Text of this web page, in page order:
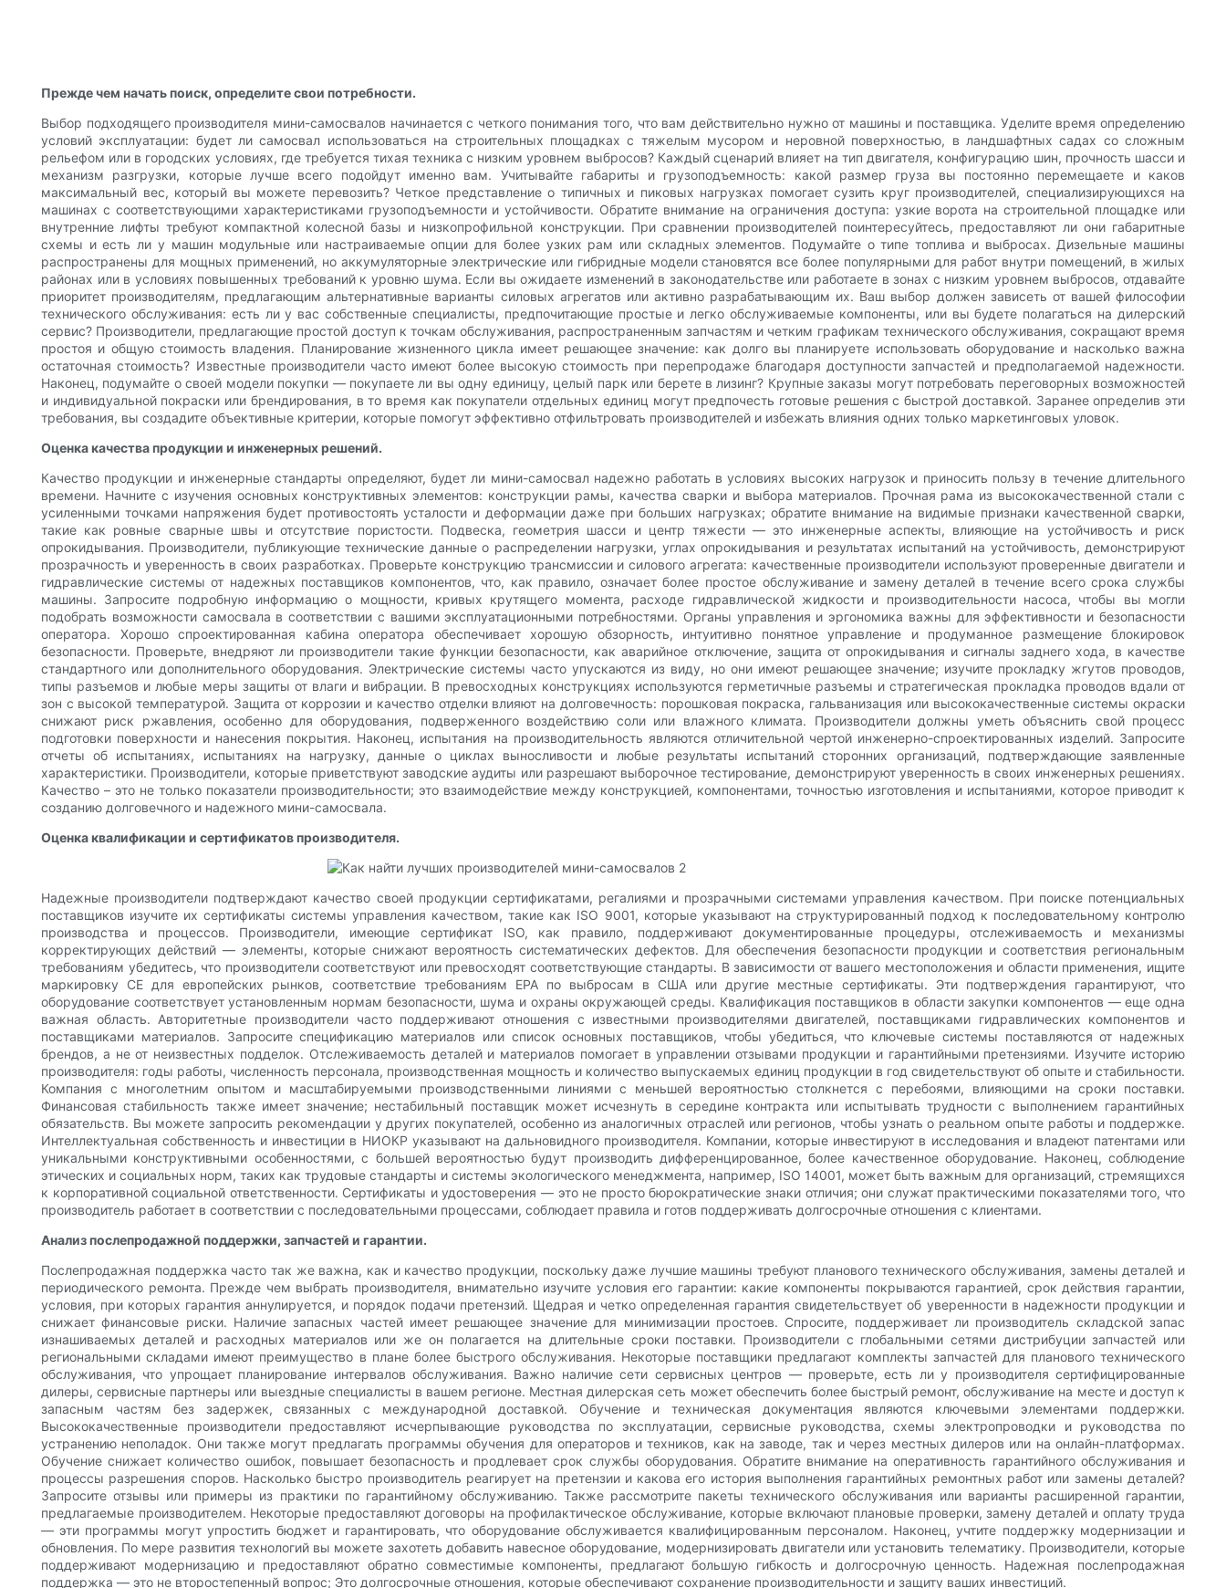
Прежде чем начать поиск, определите свои потребности.
Выбор подходящего производителя мини-самосвалов начинается с четкого понимания того, что вам действительно нужно от машины и поставщика. Уделите время определению
условий эксплуатации: будет ли самосвал использоваться на строительных площадках с тяжелым мусором и неровной поверхностью, в ландшафтных садах со сложным
рельефом или в городских условиях, где требуется тихая техника с низким уровнем выбросов? Каждый сценарий влияет на тип двигателя, конфигурацию шин, прочность шасси и
механизм разгрузки, которые лучше всего подойдут именно вам. Учитывайте габариты и грузоподъемность: какой размер груза вы постоянно перемещаете и каков
максимальный вес, который вы можете перевозить? Четкое представление о типичных и пиковых нагрузках помогает сузить круг производителей, специализирующихся на
машинах с соответствующими характеристиками грузоподъемности и устойчивости. Обратите внимание на ограничения доступа: узкие ворота на строительной площадке или
внутренние лифты требуют компактной колесной базы и низкопрофильной конструкции. При сравнении производителей поинтересуйтесь, предоставляют ли они габаритные
схемы и есть ли у машин модульные или настраиваемые опции для более узких рам или складных элементов. Подумайте о типе топлива и выбросах. Дизельные машины
распространены для мощных применений, но аккумуляторные электрические или гибридные модели становятся все более популярными для работ внутри помещений, в жилых
районах или в условиях повышенных требований к уровню шума. Если вы ожидаете изменений в законодательстве или работаете в зонах с низким уровнем выбросов, отдавайте
приоритет производителям, предлагающим альтернативные варианты силовых агрегатов или активно разрабатывающим их. Ваш выбор должен зависеть от вашей философии
технического обслуживания: есть ли у вас собственные специалисты, предпочитающие простые и легко обслуживаемые компоненты, или вы будете полагаться на дилерский
сервис? Производители, предлагающие простой доступ к точкам обслуживания, распространенным запчастям и четким графикам технического обслуживания, сокращают время
простоя и общую стоимость владения. Планирование жизненного цикла имеет решающее значение: как долго вы планируете использовать оборудование и насколько важна
остаточная стоимость? Известные производители часто имеют более высокую стоимость при перепродаже благодаря доступности запчастей и предполагаемой надежности.
Наконец, подумайте о своей модели покупки — покупаете ли вы одну единицу, целый парк или берете в лизинг? Крупные заказы могут потребовать переговорных возможностей
и индивидуальной покраски или брендирования, в то время как покупатели отдельных единиц могут предпочесть готовые решения с быстрой доставкой. Заранее определив эти
требования, вы создадите объективные критерии, которые помогут эффективно отфильтровать производителей и избежать влияния одних только маркетинговых уловок.
Оценка качества продукции и инженерных решений.
Качество продукции и инженерные стандарты определяют, будет ли мини-самосвал надежно работать в условиях высоких нагрузок и приносить пользу в течение длительного
времени. Начните с изучения основных конструктивных элементов: конструкции рамы, качества сварки и выбора материалов. Прочная рама из высококачественной стали с
усиленными точками напряжения будет противостоять усталости и деформации даже при больших нагрузках; обратите внимание на видимые признаки качественной сварки,
такие как ровные сварные швы и отсутствие пористости. Подвеска, геометрия шасси и центр тяжести — это инженерные аспекты, влияющие на устойчивость и риск
опрокидывания. Производители, публикующие технические данные о распределении нагрузки, углах опрокидывания и результатах испытаний на устойчивость, демонстрируют
прозрачность и уверенность в своих разработках. Проверьте конструкцию трансмиссии и силового агрегата: качественные производители используют проверенные двигатели и
гидравлические системы от надежных поставщиков компонентов, что, как правило, означает более простое обслуживание и замену деталей в течение всего срока службы
машины. Запросите подробную информацию о мощности, кривых крутящего момента, расходе гидравлической жидкости и производительности насоса, чтобы вы могли
подобрать возможности самосвала в соответствии с вашими эксплуатационными потребностями. Органы управления и эргономика важны для эффективности и безопасности
оператора. Хорошо спроектированная кабина оператора обеспечивает хорошую обзорность, интуитивно понятное управление и продуманное размещение блокировок
безопасности. Проверьте, внедряют ли производители такие функции безопасности, как аварийное отключение, защита от опрокидывания и сигналы заднего хода, в качестве
стандартного или дополнительного оборудования. Электрические системы часто упускаются из виду, но они имеют решающее значение; изучите прокладку жгутов проводов,
типы разъемов и любые меры защиты от влаги и вибрации. В превосходных конструкциях используются герметичные разъемы и стратегическая прокладка проводов вдали от
зон с высокой температурой. Защита от коррозии и качество отделки влияют на долговечность: порошковая покраска, гальванизация или высококачественные системы окраски
снижают риск ржавления, особенно для оборудования, подверженного воздействию соли или влажного климата. Производители должны уметь объяснить свой процесс
подготовки поверхности и нанесения покрытия. Наконец, испытания на производительность являются отличительной чертой инженерно-спроектированных изделий. Запросите
отчеты об испытаниях, испытаниях на нагрузку, данные о циклах выносливости и любые результаты испытаний сторонних организаций, подтверждающие заявленные
характеристики. Производители, которые приветствуют заводские аудиты или разрешают выборочное тестирование, демонстрируют уверенность в своих инженерных решениях.
Качество – это не только показатели производительности; это взаимодействие между конструкцией, компонентами, точностью изготовления и испытаниями, которое приводит к
созданию долговечного и надежного мини-самосвала.
Оценка квалификации и сертификатов производителя.
Надежные производители подтверждают качество своей продукции сертификатами, регалиями и прозрачными системами управления качеством. При поиске потенциальных
поставщиков изучите их сертификаты системы управления качеством, такие как ISO 9001, которые указывают на структурированный подход к последовательному контролю
производства и процессов. Производители, имеющие сертификат ISO, как правило, поддерживают документированные процедуры, отслеживаемость и механизмы
корректирующих действий — элементы, которые снижают вероятность систематических дефектов. Для обеспечения безопасности продукции и соответствия региональным
требованиям убедитесь, что производители соответствуют или превосходят соответствующие стандарты. В зависимости от вашего местоположения и области применения, ищите
маркировку CE для европейских рынков, соответствие требованиям EPA по выбросам в США или другие местные сертификаты. Эти подтверждения гарантируют, что
оборудование соответствует установленным нормам безопасности, шума и охраны окружающей среды. Квалификация поставщиков в области закупки компонентов — еще одна
важная область. Авторитетные производители часто поддерживают отношения с известными производителями двигателей, поставщиками гидравлических компонентов и
поставщиками материалов. Запросите спецификацию материалов или список основных поставщиков, чтобы убедиться, что ключевые системы поставляются от надежных
брендов, а не от неизвестных подделок. Отслеживаемость деталей и материалов помогает в управлении отзывами продукции и гарантийными претензиями. Изучите историю
производителя: годы работы, численность персонала, производственная мощность и количество выпускаемых единиц продукции в год свидетельствуют об опыте и стабильности.
Компания с многолетним опытом и масштабируемыми производственными линиями с меньшей вероятностью столкнется с перебоями, влияющими на сроки поставки.
Финансовая стабильность также имеет значение; нестабильный поставщик может исчезнуть в середине контракта или испытывать трудности с выполнением гарантийных
обязательств. Вы можете запросить рекомендации у других покупателей, особенно из аналогичных отраслей или регионов, чтобы узнать о реальном опыте работы и поддержке.
Интеллектуальная собственность и инвестиции в НИОКР указывают на дальновидного производителя. Компании, которые инвестируют в исследования и владеют патентами или
уникальными конструктивными особенностями, с большей вероятностью будут производить дифференцированное, более качественное оборудование. Наконец, соблюдение
этических и социальных норм, таких как трудовые стандарты и системы экологического менеджмента, например, ISO 14001, может быть важным для организаций, стремящихся
к корпоративной социальной ответственности. Сертификаты и удостоверения — это не просто бюрократические знаки отличия; они служат практическими показателями того, что
производитель работает в соответствии с последовательными процессами, соблюдает правила и готов поддерживать долгосрочные отношения с клиентами.
Анализ послепродажной поддержки, запчастей и гарантии.
Послепродажная поддержка часто так же важна, как и качество продукции, поскольку даже лучшие машины требуют планового технического обслуживания, замены деталей и
периодического ремонта. Прежде чем выбрать производителя, внимательно изучите условия его гарантии: какие компоненты покрываются гарантией, срок действия гарантии,
условия, при которых гарантия аннулируется, и порядок подачи претензий. Щедрая и четко определенная гарантия свидетельствует об уверенности в надежности продукции и
снижает финансовые риски. Наличие запасных частей имеет решающее значение для минимизации простоев. Спросите, поддерживает ли производитель складской запас
изнашиваемых деталей и расходных материалов или же он полагается на длительные сроки поставки. Производители с глобальными сетями дистрибуции запчастей или
региональными складами имеют преимущество в плане более быстрого обслуживания. Некоторые поставщики предлагают комплекты запчастей для планового технического
обслуживания, что упрощает планирование интервалов обслуживания. Важно наличие сети сервисных центров — проверьте, есть ли у производителя сертифицированные
дилеры, сервисные партнеры или выездные специалисты в вашем регионе. Местная дилерская сеть может обеспечить более быстрый ремонт, обслуживание на месте и доступ к
запасным частям без задержек, связанных с международной доставкой. Обучение и техническая документация являются ключевыми элементами поддержки.
Высококачественные производители предоставляют исчерпывающие руководства по эксплуатации, сервисные руководства, схемы электропроводки и руководства по
устранению неполадок. Они также могут предлагать программы обучения для операторов и техников, как на заводе, так и через местных дилеров или на онлайн-платформах.
Обучение снижает количество ошибок, повышает безопасность и продлевает срок службы оборудования. Обратите внимание на оперативность гарантийного обслуживания и
процессы разрешения споров. Насколько быстро производитель реагирует на претензии и какова его история выполнения гарантийных ремонтных работ или замены деталей?
Запросите отзывы или примеры из практики по гарантийному обслуживанию. Также рассмотрите пакеты технического обслуживания или варианты расширенной гарантии,
предлагаемые производителем. Некоторые предоставляют договоры на профилактическое обслуживание, которые включают плановые проверки, замену деталей и оплату труда
— эти программы могут упростить бюджет и гарантировать, что оборудование обслуживается квалифицированным персоналом. Наконец, учтите поддержку модернизации и
обновления. По мере развития технологий вы можете захотеть добавить навесное оборудование, модернизировать двигатели или установить телематику. Производители, которые
поддерживают модернизацию и предоставляют обратно совместимые компоненты, предлагают большую гибкость и долгосрочную ценность. Надежная послепродажная
поддержка — это не второстепенный вопрос; Это долгосрочные отношения, которые обеспечивают сохранение производительности и защиту ваших инвестиций.